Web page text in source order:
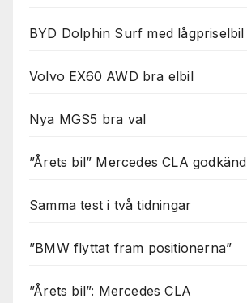
BYD Dolphin Surf med lågpriselbil
Volvo EX60 AWD bra elbil
Nya MGS5 bra val
”Årets bil” Mercedes CLA godkänd
Samma test i två tidningar
”BMW flyttat fram positionerna”
”Årets bil”: Mercedes CLA